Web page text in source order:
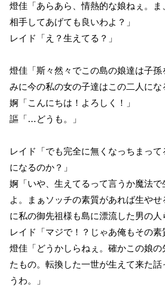
燈佳「あらあら、情熱的な娘ねぇ。ま
相手してあげても良いわよ？」
レイド「え？生えてる？」
燈佳「斯々然々でこの島の娘達は子
みに今の私の女の子達はこの二人にな
婀「こんにちは！よろしく！」
謳「…どうも。」
レイド「でも完全に無くなっちまっ
になるのか？」
婀「いや、生えてるって言うか魔法
よ。まぁソッチの素質があれば生や
に私の御先祖様も島に漂流した男の人
レイド「マジで！？じゃあ俺もその素
燈佳「どうかしらねぇ。確かこの娘の
たもの。転換した一世が生えて来た
うわ。」